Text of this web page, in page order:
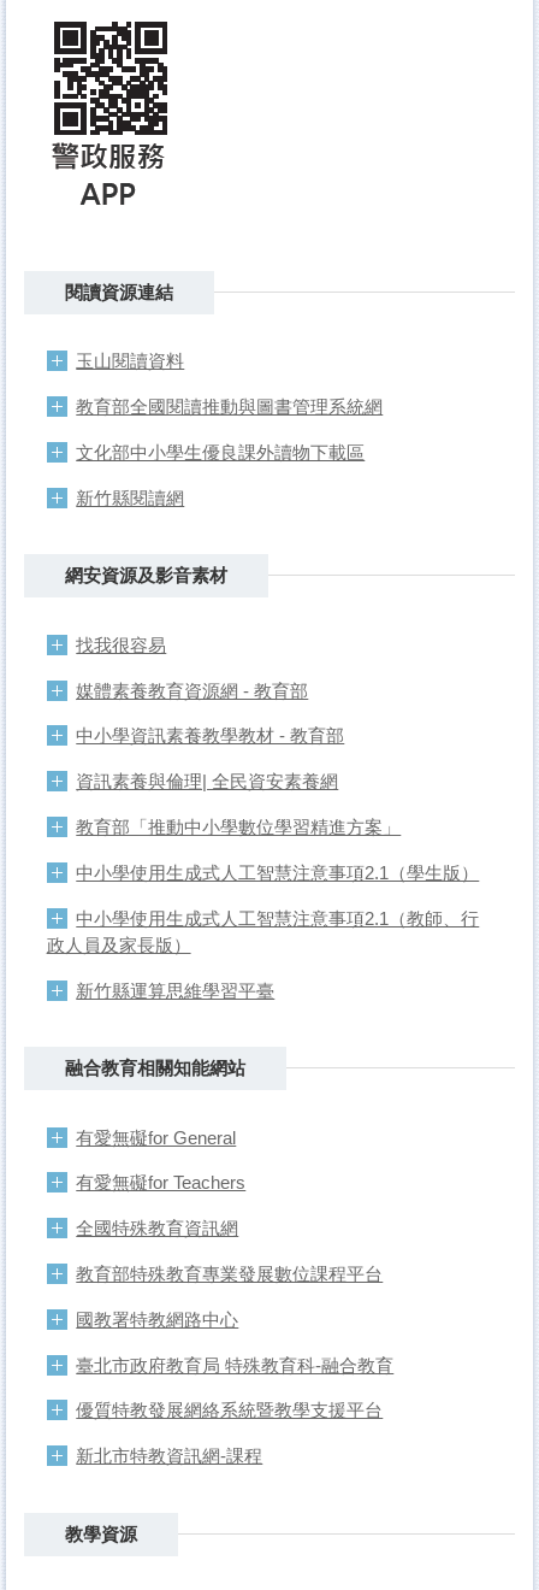
閱讀資源連結
玉山閱讀資料
教育部全國閱讀推動與圖書管理系統網
文化部中小學生優良課外讀物下載區
新竹縣閱讀網
網安資源及影音素材
找我很容易
媒體素養教育資源網 - 教育部
中小學資訊素養教學教材 - 教育部
資訊素養與倫理| 全民資安素養網
教育部「推動中小學數位學習精進方案」
中小學使用生成式人工智慧注意事項2.1（學生版）
中小學使用生成式人工智慧注意事項2.1（教師、行
政人員及家長版）
新竹縣運算思維學習平臺
融合教育相關知能網站
有愛無礙for General
有愛無礙for Teachers
全國特殊教育資訊網
教育部特殊教育專業發展數位課程平台
國教署特教網路中心
臺北市政府教育局 特殊教育科-融合教育
優質特教發展網絡系統暨教學支援平台
新北市特教資訊網-課程
教學資源